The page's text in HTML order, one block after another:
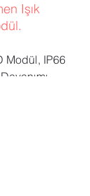
Işık
Modül, IP66